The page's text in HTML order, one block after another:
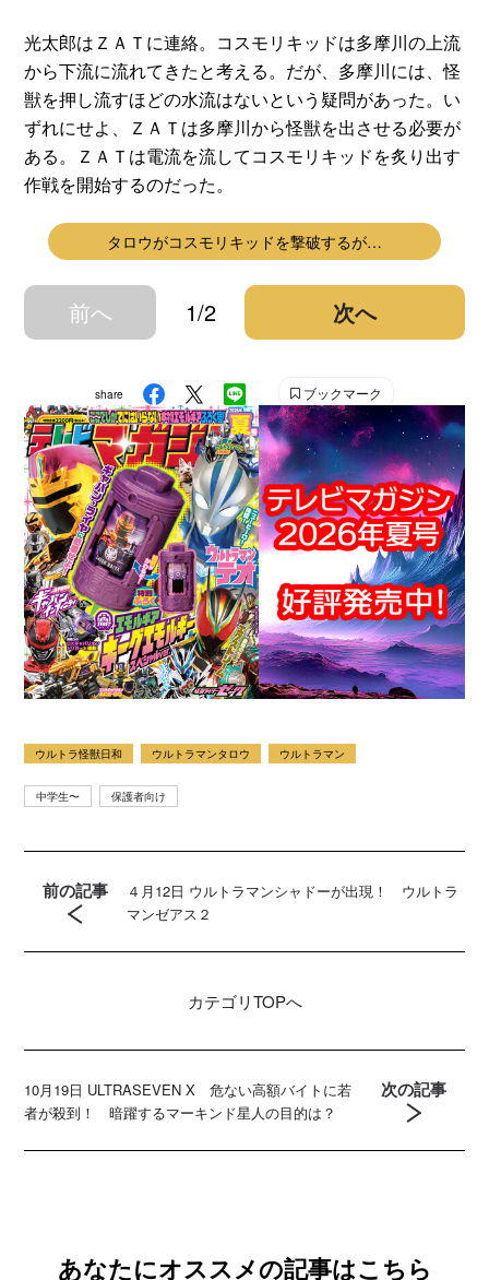
光太郎はＺＡＴに連絡。コスモリキッドは多摩川の上流
から下流に流れてきたと考える。だが、多摩川には、怪
獣を押し流すほどの水流はないという疑問があった。い
ずれにせよ、ＺＡＴは多摩川から怪獣を出させる必要が
ある。ＺＡＴは電流を流してコスモリキッドを炙り出す
作戦を開始するのだった。
タロウがコスモリキッドを撃破するが…
前へ 1/2 次へ
share ブックマーク
ウルトラ怪獣日和 ウルトラマンタロウ ウルトラマン
中学生〜 保護者向け
前の記事
４月12日 ウルトラマンシャドーが出現！ ウルトラ
マンゼアス２
カテゴリTOPへ
10月19日 ULTRASEVEN X 危ない高額バイトに若
者が殺到！ 暗躍するマーキンド星人の目的は？
次の記事
あなたにオススメの記事はこちら